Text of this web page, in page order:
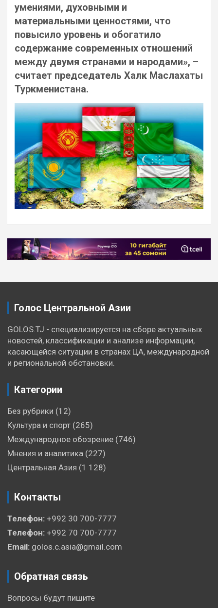
умениями, духовными и
материальными ценностями, что
повысило уровень и обогатило
содержание современных отношений
между двумя странами и народами», –
считает председатель Халк Маслахаты
Туркменистана.
Навигация
по
Голос Центральной Азии
GOLOS.TJ - специализируется на сборе актуальных
новостей, классификации и анализе информации,
касающейся ситуации в странах ЦА, международной
и региональной обстановки.
Категории
Без рубрики (12)
Культура и спорт (265)
Международное обозрение (746)
Мнения и аналитика (227)
Центральная Азия (1 128)
Контакты
Телефон: +992 30 700-7777
Телефон: +992 70 700-7777
Email: golos.c.asia@gmail.com
Обратная связь
Вопросы будут пишите